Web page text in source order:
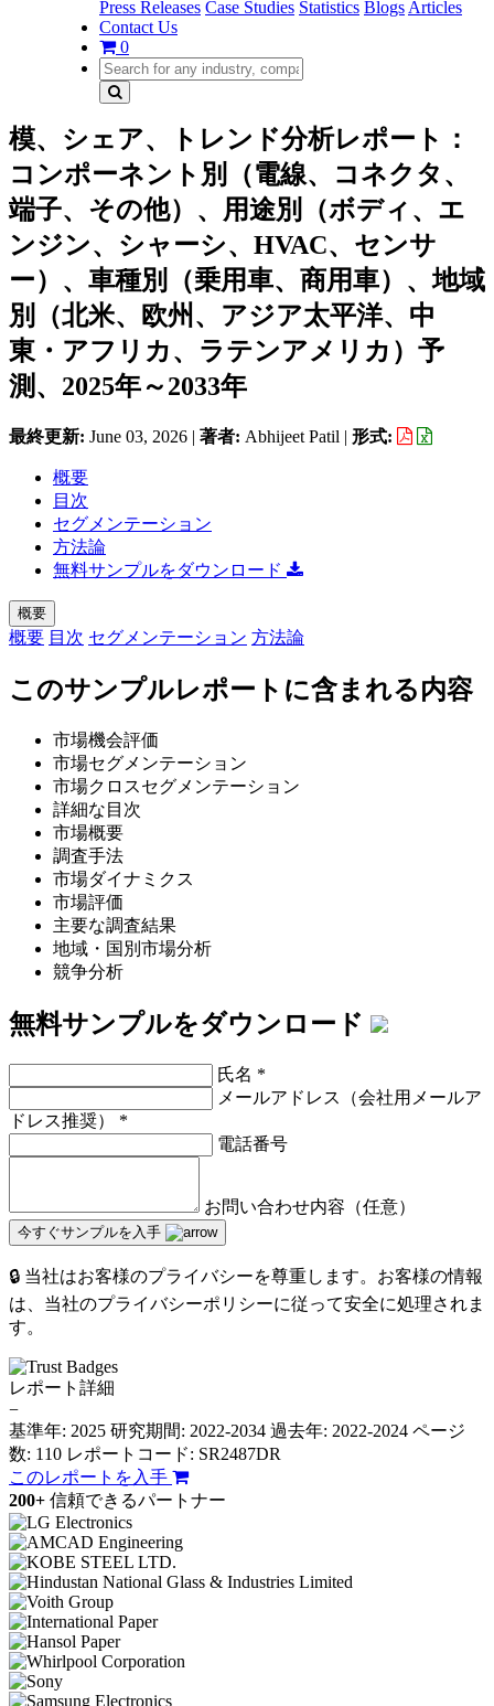
Press Releases Case Studies Statistics Blogs Articles
Contact Us
0
模、シェア、トレンド分析レポート：
コンポーネント別（電線、コネクタ、
端子、その他）、用途別（ボディ、エ
ンジン、シャーシ、HVAC、センサ
ー）、車種別（乗用車、商用車）、地域
別（北米、欧州、アジア太平洋、中
東・アフリカ、ラテンアメリカ）予
測、2025年～2033年
最終更新: June 03, 2026 | 著者: Abhijeet Patil | 形式:
概要
目次
セグメンテーション
方法論
無料サンプルをダウンロード
概要
概要 目次 セグメンテーション 方法論
このサンプルレポートに含まれる内容
市場機会評価
市場セグメンテーション
市場クロスセグメンテーション
詳細な目次
市場概要
調査手法
市場ダイナミクス
市場評価
主要な調査結果
地域・国別市場分析
競争分析
無料サンプルをダウンロード
氏名 *
メールアドレス（会社用メールア
ドレス推奨） *
電話番号
お問い合わせ内容（任意）
今すぐサンプルを入手
🔒 当社はお客様のプライバシーを尊重します。お客様の情報
は、当社のプライバシーポリシーに従って安全に処理されま
す。
レポート詳細
−
基準年: 2025 研究期間: 2022-2034 過去年: 2022-2024 ページ
数: 110 レポートコード: SR2487DR
このレポートを入手
200+ 信頼できるパートナー